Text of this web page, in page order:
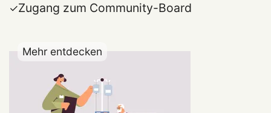
Zugang zum Community-Board
Mehr entdecken